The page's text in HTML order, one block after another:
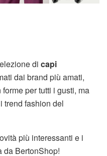
di capi
dai brand più amati,
per tutti i gusti, ma
trend fashion del
più interessanti e i
da BertonShop!